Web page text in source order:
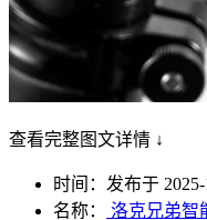
查看完整图文详情 ↓
时间：发布于 2025-
名称：
洛克兄弟智